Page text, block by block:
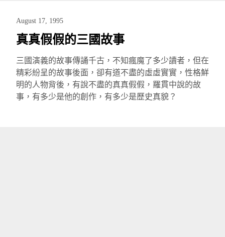
August 17, 1995
真真假假的三國故事
三國演義的故事傳誦千古，不知瘋魔了多少讀者，但在
精彩紛呈的故事後面，卻有道不盡的虛虛實實，性格鮮
明的人物背後，有說不盡的真真假假，羅貫中說的故
事，有多少是他的創作，有多少是歷史真貌？